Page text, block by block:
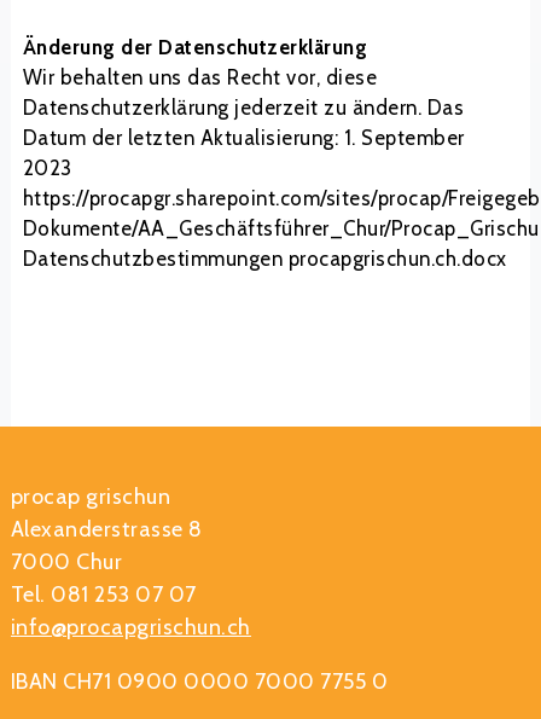
Änderung der Datenschutzerklärung
Wir behalten uns das Recht vor, diese
Datenschutzerklärung jederzeit zu ändern. Das
Datum der letzten Aktualisierung: 1. September
2023
https://procapgr.sharepoint.com/sites/procap/
Dokumente/AA_Geschäftsführer_Chur/
Datenschutzbestimmungen procapgrischun.ch.docx
procap grischun
Alexanderstrasse 8
7000 Chur
Tel. 081 253 07 07
info@procapgrischun.ch
IBAN CH71 0900 0000 7000 7755 0